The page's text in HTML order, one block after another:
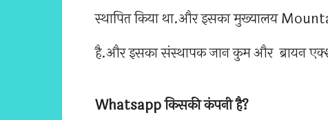
स्थापित किया था.और इसका मुख्यालय
है.और इसका संस्थापक जान कुम और ब्रायन
Whatsapp किसकी कंपनी है?